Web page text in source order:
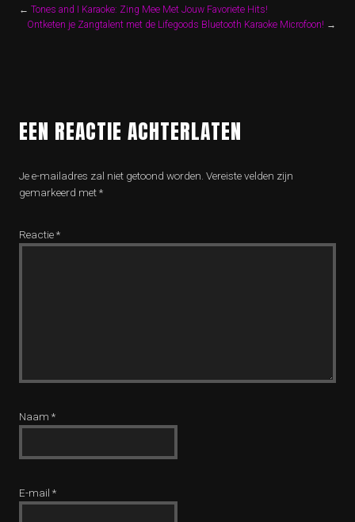
← Tones and I Karaoke: Zing Mee Met Jouw Favoriete Hits!
Ontketen je Zangtalent met de Lifegoods Bluetooth Karaoke Microfoon! →
EEN REACTIE ACHTERLATEN
Je e-mailadres zal niet getoond worden. Vereiste velden zijn
gemarkeerd met*
Reactie*
Naam *
E-mail *